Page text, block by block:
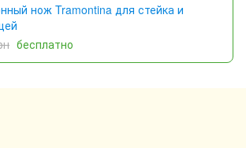
нож Tramontina для стейка и
бесплатно